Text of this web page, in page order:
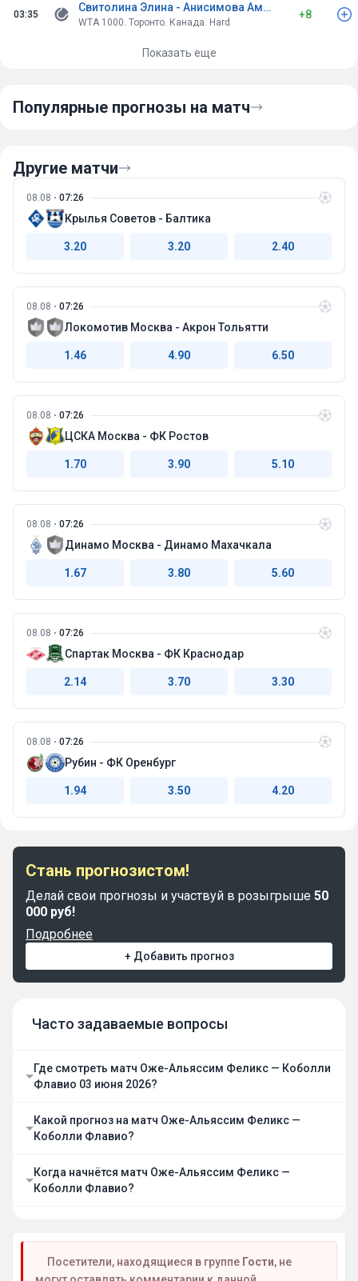
03:35
Свитолина Элина - Анисимова Аманда
WTA 1000. Торонто. Канада. Hard
+8
Показать еще
Популярные прогнозы на матч
Другие матчи
08.08 07:26
Крылья Советов - Балтика
3.20 3.20 2.40
08.08 07:26
Локомотив Москва - Акрон Тольятти
1.46 4.90 6.50
08.08 07:26
ЦСКА Москва - ФК Ростов
1.70 3.90 5.10
08.08 07:26
Динамо Москва - Динамо Махачкала
1.67 3.80 5.60
08.08 07:26
Спартак Москва - ФК Краснодар
2.14 3.70 3.30
08.08 07:26
Рубин - ФК Оренбург
1.94 3.50 4.20
Стань прогнозистом!
Делай свои прогнозы и участвуй в розыгрыше 50
000 руб!
Подробнее
+ Добавить прогноз
Часто задаваемые вопросы
Где смотреть матч Оже-Альяссим Феликс — Коболли
Флавио 03 июня 2026?
Какой прогноз на матч Оже-Альяссим Феликс —
Коболли Флавио?
Когда начнётся матч Оже-Альяссим Феликс —
Коболли Флавио?
Посетители, находящиеся в группе Гости, не